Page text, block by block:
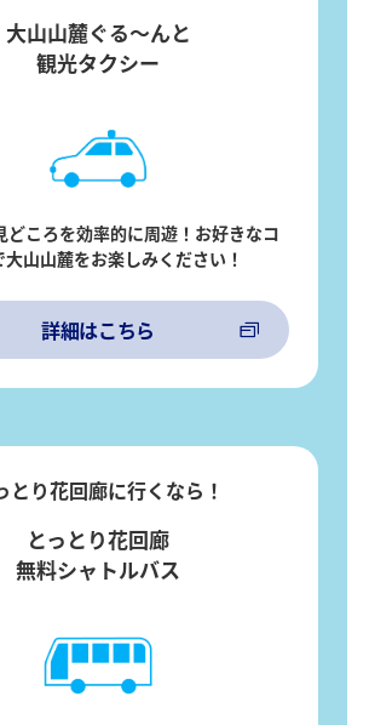
大山山麓ぐる～んと
観光タクシー
どころを効率的に周遊！お好きなコ
大山山麓をお楽しみください！
詳細はこちら
とり花回廊に行くなら！
とっとり花回廊
無料シャトルバス